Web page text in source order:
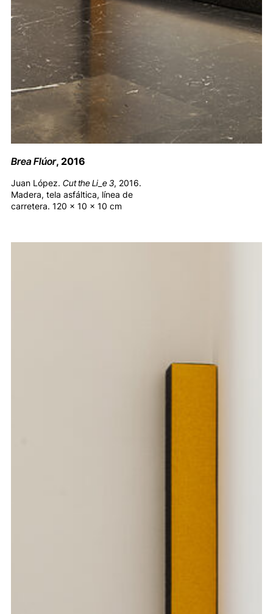
Brea Flúor, 2016
Juan López. Cut the Li_e 3, 2016.
Madera, tela asfáltica, línea de
carretera. 120 x 10 x 10 cm